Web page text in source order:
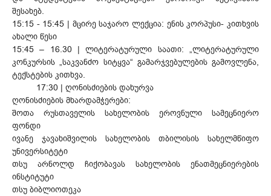
შესახებ.
15:15 - 15:45 | მცირე საჯარო ლექცია: ენის კორპუსი- კითხვის
ახალი წესი
15:45 – 16.30 | ლიტერატურული საათი: „ლიტერატურული
კონკურსის „საკვანძო სიტყვა“ გამარჯვებულების გამოვლენა,
ტექსტების კითხვა.
17:30 | ღონისძიების დახურვა
ღონისძიების მხარდამჭერები:
შოთა რუსთაველის სახელობის ეროვნული სამეცნიერო
ფონდი
ივანე ჯავახიშვილის სახელობის თბილისის სახელმწიფო
უნივერსიტეტი
თსუ არნოლდ ჩიქობავას სახელობის ენათმეცნიერების
ინსტიტუტი
თსუ ბიბლიოთეკა